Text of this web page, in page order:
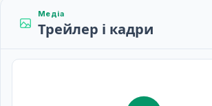
Медіа
Трейлер і кадри